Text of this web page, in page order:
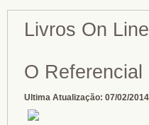
Livros On Line
O
Ultima Atualização: 07/02/2014